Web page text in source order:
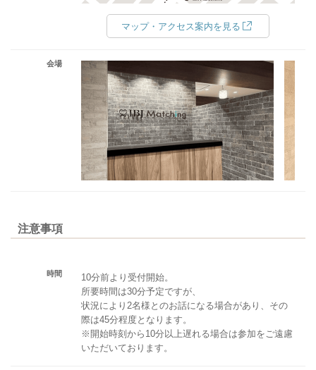
マップ・アクセス案内を見る
会場
注意事項
時間
10分前より受付開始。
所要時間は30分予定ですが、
状況により2名様とのお話になる場合があり、その
際は45分程度となります。
※開始時刻から10分以上遅れる場合は参加をご遠慮
いただいております。